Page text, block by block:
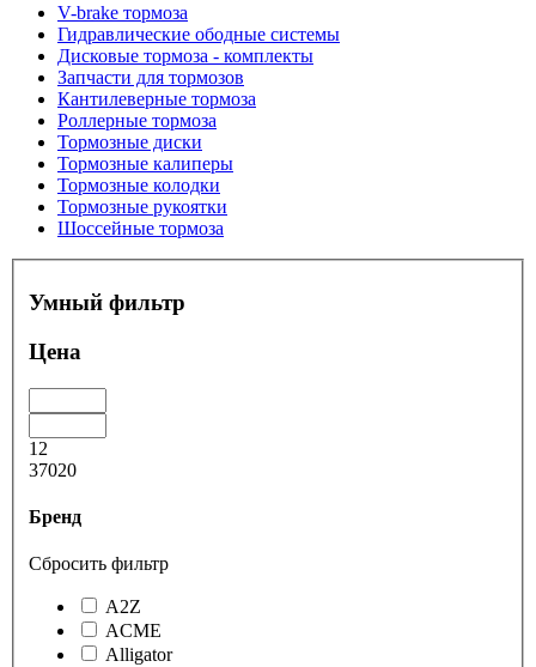
V-brake тормоза
Гидравлические ободные системы
Дисковые тормоза - комплекты
Запчасти для тормозов
Кантилеверные тормоза
Роллерные тормоза
Тормозные диски
Тормозные калиперы
Тормозные колодки
Тормозные рукоятки
Шоссейные тормоза
Умный фильтр
Цена
12
37020
Бренд
Сбросить фильтр
A2Z
ACME
Alligator